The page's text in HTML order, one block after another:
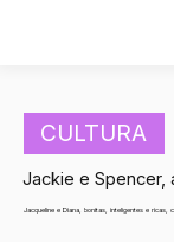
CULTURA
Jackie e
Jacqueline e Diana, bonitas, inteligentes e ricas,